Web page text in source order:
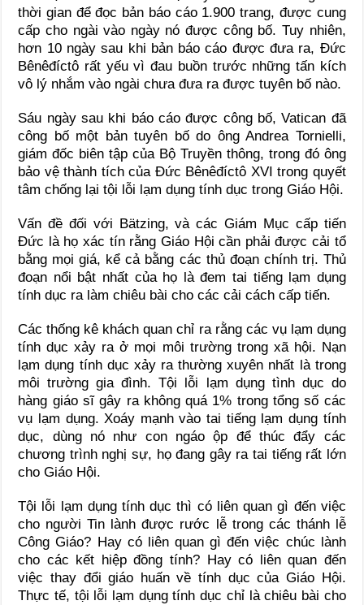
thời gian để đọc bản báo cáo 1.900 trang, được cung
cấp cho ngài vào ngày nó được công bố. Tuy nhiên,
hơn 10 ngày sau khi bản báo cáo được đưa ra, Đức
Bênêđíctô rất yếu vì đau buồn trước những tấn kích
vô lý nhắm vào ngài chưa đưa ra được tuyên bố nào.
Sáu ngày sau khi báo cáo được công bố, Vatican đã
công bố một bản tuyên bố do ông Andrea Tornielli,
giám đốc biên tập của Bộ Truyền thông, trong đó ông
bảo vệ thành tích của Đức Bênêđíctô XVI trong quyết
tâm chống lại tội lỗi lạm dụng tính dục trong Giáo Hội.
Vấn đề đối với Bätzing, và các Giám Mục cấp tiến
Đức là họ xác tín rằng Giáo Hội cần phải được cải tổ
bằng mọi giá, kể cả bằng các thủ đoạn chính trị. Thủ
đoạn nổi bật nhất của họ là đem tai tiếng lạm dụng
tính dục ra làm chiêu bài cho các cải cách cấp tiến.
Các thống kê khách quan chỉ ra rằng các vụ lạm dụng
tính dục xảy ra ở mọi môi trường trong xã hội. Nạn
lạm dụng tính dục xảy ra thường xuyên nhất là trong
môi trường gia đình. Tội lỗi lạm dụng tình dục do
hàng giáo sĩ gây ra không quá 1% trong tổng số các
vụ lạm dụng. Xoáy mạnh vào tai tiếng lạm dụng tính
dục, dùng nó như con ngáo ộp để thúc đẩy các
chương trình nghị sự, họ đang gây ra tai tiếng rất lớn
cho Giáo Hội.
Tội lỗi lạm dụng tính dục thì có liên quan gì đến việc
cho người Tin lành được rước lễ trong các thánh lễ
Công Giáo? Hay có liên quan gì đến việc chúc lành
cho các kết hiệp đồng tính? Hay có liên quan đến
việc thay đổi giáo huấn về tính dục của Giáo Hội.
Thực tế, tội lỗi lạm dụng tính dục chỉ là chiêu bài cho